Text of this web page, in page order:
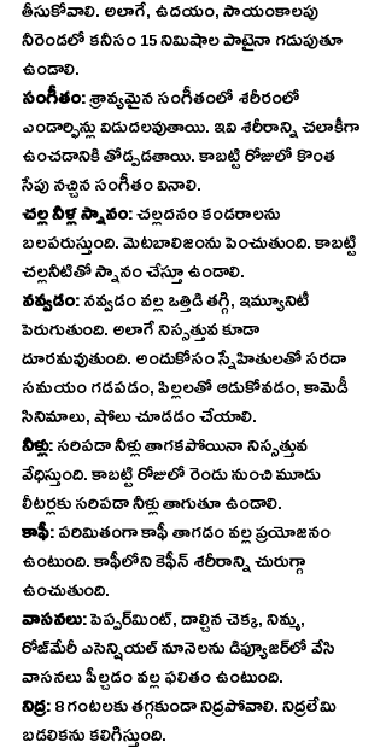
తీసుకోవాలి. అలాగే, ఉదయం, సాయంకాలపు
నీరెండలో కనీసం 15 నిమిషాల పాటైనా గడుపుతూ
ఉండాలి.
సంగీతం: శ్రావ్యమైన సంగీతంలో శరీరంలో
ఎండార్ఫిన్లు విడుదలవుతాయి. ఇవి శరీరాన్ని చలాకీగా
ఉంచడానికి తోడ్పడతాయి. కాబట్టి రోజులో కొంత
సేపు నచ్చిన సంగీతం వినాలి.
చల్ల నీళ్ల స్నానం: చల్లదనం కండరాలను
బలపరుస్తుంది. మెటబాలిజంను పెంచుతుంది. కాబట్టి
చల్లనీటితో స్నానం చేస్తూ ఉండాలి.
నవ్వడం: నవ్వడం వల్ల ఒత్తిడి తగ్గి, ఇమ్యూనిటీ
పెరుగుతుంది. అలాగే నిస్సత్తువ కూడా
దూరమవుతుంది. అందుకోసం స్నేహితులతో సరదా
సమయం గడపడం, పిల్లలతో ఆడుకోవడం, కామెడీ
సినిమాలు, షోలు చూడడం చేయాలి.
నీళ్లు: సరిపడా నీళ్లు తాగకపోయినా నిస్సత్తువ
వేధిస్తుంది. కాబట్టి రోజులో రెండు నుంచి మూడు
లీటర్లకు సరిపడా నీళ్లు తాగుతూ ఉండాలి.
కాఫీ: పరిమితంగా కాఫీ తాగడం వల్ల ప్రయోజనం
ఉంటుంది. కాఫీలోని కెఫీన్‌ శరీరాన్ని చురుగ్గా
ఉంచుతుంది.
వాసనలు: పెప్పర్‌మింట్‌, దాల్చిన చెక్క, నిమ్మ,
రోజ్‌మేరీ ఎసెన్షియల్‌ నూనెలను డిఫ్యూజర్‌లో వేసి
వాసనలు పీల్చడం వల్ల ఫలితం ఉంటుంది.
నిద్ర: 8 గంటలకు తగ్గకుండా నిద్రపోవాలి. నిద్రలేమి
బడలికను కలిగిస్తుంది.